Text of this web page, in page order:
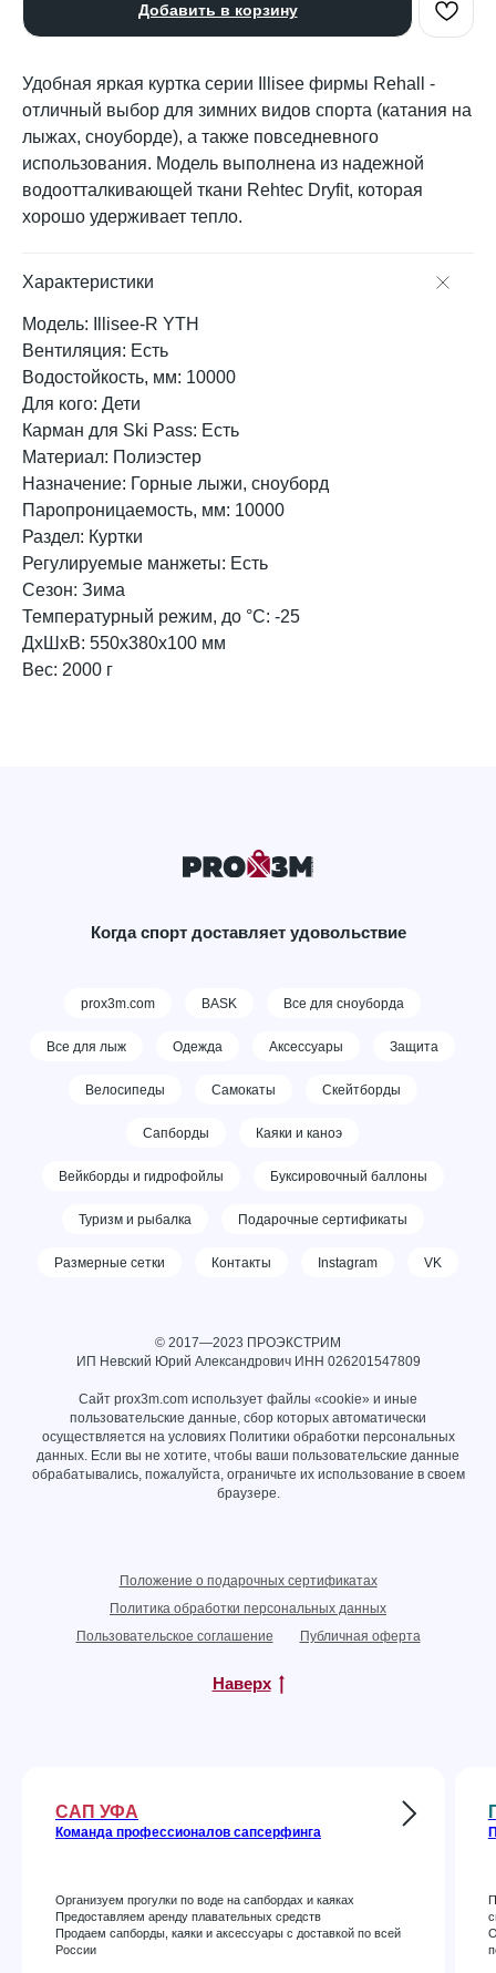
Добавить в корзину
Удобная яркая куртка серии Illisee фирмы Rehall -
отличный выбор для зимних видов спорта (катания на
лыжах, сноуборде), а также повседневного
использования. Модель выполнена из надежной
водоотталкивающей ткани Rehtec Dryfit, которая
хорошо удерживает тепло.
Характеристики
Модель: Illisee-R YTH
Вентиляция: Есть
Водостойкость, мм: 10000
Для кого: Дети
Карман для Ski Pass: Есть
Материал: Полиэстер
Назначение: Горные лыжи, сноуборд
Паропроницаемость, мм: 10000
Раздел: Куртки
Регулируемые манжеты: Есть
Сезон: Зима
Температурный режим, до °C: -25
ДxШxВ: 550x380x100 мм
Вес: 2000 г
Когда спорт доставляет удовольствие
prox3m.com BASK Все для сноуборда
Все для лыж Одежда Аксессуары Защита
Велосипеды Самокаты Скейтборды
Сапборды Каяки и каноэ
Вейкборды и гидрофойлы Буксировочный баллоны
Туризм и рыбалка Подарочные сертификаты
Размерные сетки Контакты Instagram VK
© 2017—2023 ПРОЭКСТРИМ
ИП Невский Юрий Александрович ИНН 026201547809
Сайт prox3m.com использует файлы «cookie» и иные
пользовательские данные, сбор которых автоматически
осуществляется на условиях Политики обработки персональных
данных. Если вы не хотите, чтобы ваши пользовательские данные
обрабатывались, пожалуйста, ограничьте их использование в своем
браузере.
Положение о подарочных сертификатах
Политика обработки персональных данных
Пользовательское соглашение
Публичная оферта
Наверх
САП УФА
Команда профессионалов сапсерфинга
Организуем прогулки по воде на сапбордах и каяках
Предоставляем аренду плавательных средств
Продаем сапборды, каяки и аксессуары с доставкой по всей
России